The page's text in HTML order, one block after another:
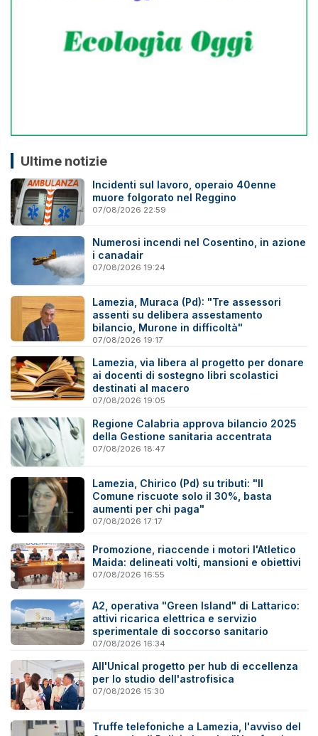
Ultime notizie
Incidenti sul lavoro, operaio 40enne
muore folgorato nel Reggino
07/08/2026 22:59
Numerosi incendi nel Cosentino, in azione
i canadair
07/08/2026 19:24
Lamezia, Muraca (Pd): "Tre assessori
assenti su delibera assestamento
bilancio, Murone in difficoltà"
07/08/2026 19:17
Lamezia, via libera al progetto per donare
ai docenti di sostegno libri scolastici
destinati al macero
07/08/2026 19:05
Regione Calabria approva bilancio 2025
della Gestione sanitaria accentrata
07/08/2026 18:47
Lamezia, Chirico (Pd) su tributi: "Il
Comune riscuote solo il 30%, basta
aumenti per chi paga"
07/08/2026 17:17
Promozione, riaccende i motori l'Atletico
Maida: delineati volti, mansioni e obiettivi
07/08/2026 16:55
A2, operativa "Green Island" di Lattarico:
attivi ricarica elettrica e servizio
sperimentale di soccorso sanitario
07/08/2026 16:34
All'Unical progetto per hub di eccellenza
per lo studio dell'astrofisica
07/08/2026 15:30
Truffe telefoniche a Lamezia, l'avviso del